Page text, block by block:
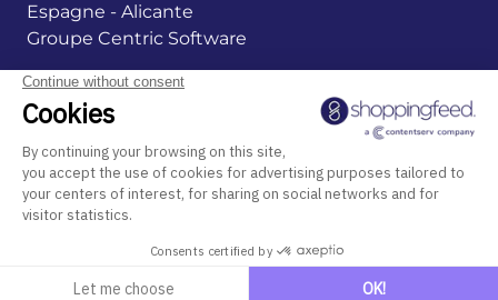
Espagne - Alicante
Groupe Centric Software
Cookie Management
HinweisgebersystemLogin
All rights reserved ©Centric Shoppingfeed 2026